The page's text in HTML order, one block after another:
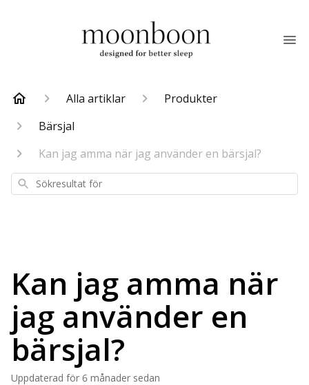
Alla artiklar
Produkter
Bärsjal
Kan jag amma när jag använder en bärsjal?
Sökresultat
för
Kan jag amma när
jag använder en
bärsjal?
Uppdaterad för 6 månader sedan